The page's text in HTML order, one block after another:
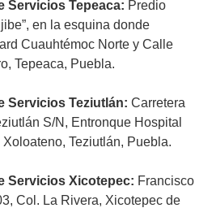
Servicios Tepeaca: Predio
en la esquina donde
Cuauhtémoc Norte y Calle
Tepeaca, Puebla.
Servicios Teziutlán: Carretera
S/N, Entronque Hospital
Teziutlán, Puebla.
Servicios Xicotepec: Francisco
Col. La Rivera, Xicotepec de